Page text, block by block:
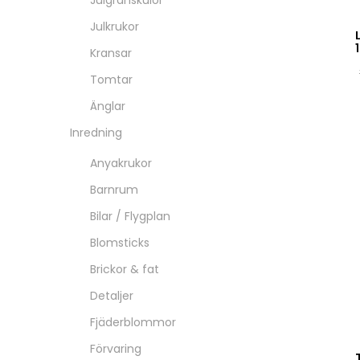
Julkrukor
Kransar
Tomtar
Änglar
Inredning
Anyakrukor
Barnrum
Bilar / Flygplan
Blomsticks
Brickor & fat
Detaljer
Fjäderblommor
Förvaring